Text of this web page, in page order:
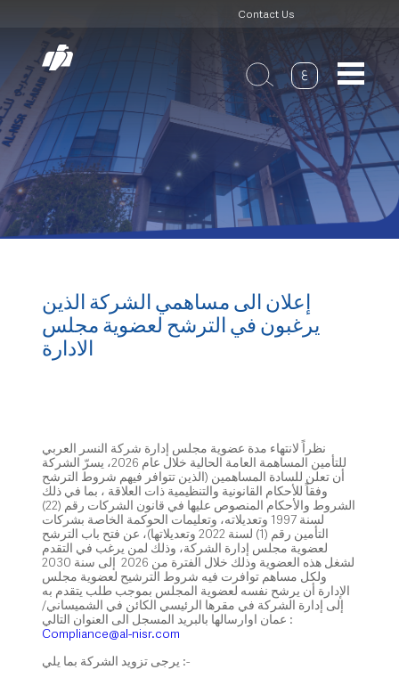
navigation
Header
Contact Us
ع
إعلان الى مساهمي الشركة الذين
يرغبون في الترشح لعضوية مجلس
الادارة
نظراً لانتهاء مدة عضوية مجلس إدارة شركة النسر العربي
للتأمين المساهمة العامة الحالية خلال عام 2026، يسرّ الشركة
أن تعلن للسادة المساهمين (الذين تتوافر فيهم شروط الترشح
وفقاً للأحكام القانونية والتنظيمية ذات العلاقة ، بما في ذلك
الشروط والأحكام المنصوص عليها في قانون الشركات رقم (22)
لسنة 1997 وتعديلاته، وتعليمات الحوكمة الخاصة بشركات
التأمين رقم (1) لسنة 2022 وتعديلاتها)، عن فتح باب الترشح
لعضوية مجلس إدارة الشركة، وذلك لمن يرغب في التقدم
لشغل هذه العضوية وذلك خلال الفترة من 2026
إلى سنة 2030
ولكل مساهم توافرت فيه شروط الترشيح لعضوية مجلس
الإدارة أن يرشح نفسه لعضوية المجلس بموجب طلب يتقدم به
إلى إدارة الشركة في مقرها الرئيسي الكائن في الشميساني/
عمان اوارسالها بالبريد المسجل الى العنوان التالي :
Compliance@al-nisr.com
يرجى تزويد الشركة بما يلي :-